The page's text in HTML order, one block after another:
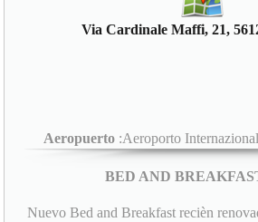
Via Cardinale Maffi, 21,
Aeropuerto :Aeroporto
BED AND
Nuevo Bed and Breakfast recièn